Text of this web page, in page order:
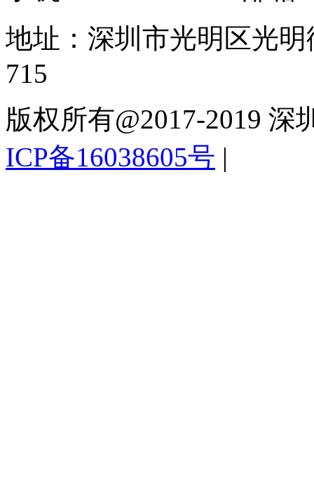
地址：深圳市光明区光
715
版权所有@2017-2019
ICP备16038605号 |